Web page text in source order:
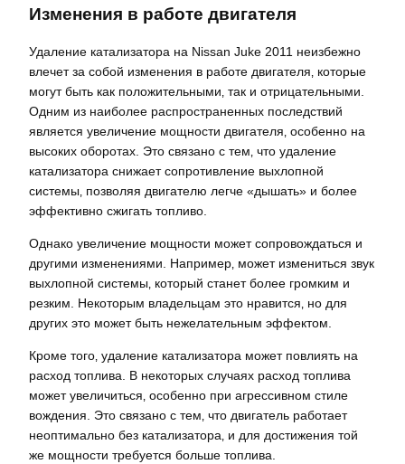
Изменения в работе двигателя
Удаление катализатора на Nissan Juke 2011 неизбежно
влечет за собой изменения в работе двигателя‚ которые
могут быть как положительными‚ так и отрицательными.
Одним из наиболее распространенных последствий
является увеличение мощности двигателя‚ особенно на
высоких оборотах. Это связано с тем‚ что удаление
катализатора снижает сопротивление выхлопной
системы‚ позволяя двигателю легче «дышать» и более
эффективно сжигать топливо.
Однако увеличение мощности может сопровождаться и
другими изменениями. Например‚ может измениться звук
выхлопной системы‚ который станет более громким и
резким. Некоторым владельцам это нравится‚ но для
других это может быть нежелательным эффектом.
Кроме того‚ удаление катализатора может повлиять на
расход топлива. В некоторых случаях расход топлива
может увеличиться‚ особенно при агрессивном стиле
вождения. Это связано с тем‚ что двигатель работает
неоптимально без катализатора‚ и для достижения той
же мощности требуется больше топлива.